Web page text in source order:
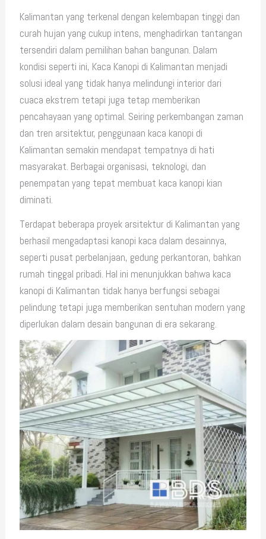
Kalimantan yang terkenal dengan kelembapan tinggi dan
curah hujan yang cukup intens, menghadirkan tantangan
tersendiri dalam pemilihan bahan bangunan. Dalam
kondisi seperti ini, Kaca Kanopi di Kalimantan menjadi
solusi ideal yang tidak hanya melindungi interior dari
cuaca ekstrem tetapi juga tetap memberikan
pencahayaan yang optimal. Seiring perkembangan zaman
dan tren arsitektur, penggunaan kaca kanopi di
Kalimantan semakin mendapat tempatnya di hati
masyarakat. Berbagai organisasi, teknologi, dan
penempatan yang tepat membuat kaca kanopi kian
diminati.
Terdapat beberapa proyek arsitektur di Kalimantan yang
berhasil mengadaptasi kanopi kaca dalam desainnya,
seperti pusat perbelanjaan, gedung perkantoran, bahkan
rumah tinggal pribadi. Hal ini menunjukkan bahwa kaca
kanopi di Kalimantan tidak hanya berfungsi sebagai
pelindung tetapi juga memberikan sentuhan modern yang
diperlukan dalam desain bangunan di era sekarang.